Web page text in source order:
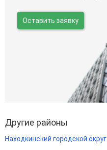
Оставить заявку
Другие районы
Находкинский городской округ